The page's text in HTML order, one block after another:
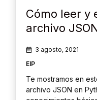
Cómo leer y
archivo
3 agosto, 2021
EIP
Te mostramos en
archivo JSON en